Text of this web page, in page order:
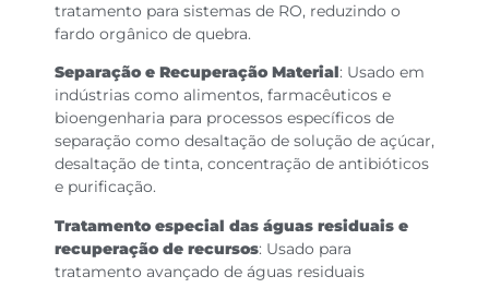
tratamento para sistemas de RO, reduzindo o
fardo orgânico de quebra.
Separação e Recuperação Material: Usado em
indústrias como alimentos, farmacêuticos e
bioengenharia para processos específicos de
separação como desaltação de solução de açúcar,
desaltação de tinta, concentração de antibióticos
e purificação.
Tratamento especial das águas residuais e
recuperação de recursos: Usado para
tratamento avançado de águas residuais